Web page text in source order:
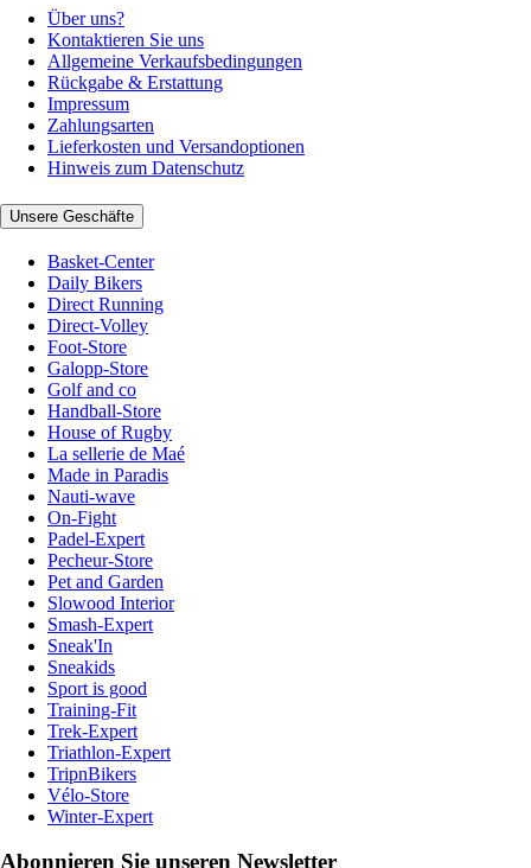
Über uns?
Kontaktieren Sie uns
Allgemeine Verkaufsbedingungen
Rückgabe & Erstattung
Impressum
Zahlungsarten
Lieferkosten und Versandoptionen
Hinweis zum Datenschutz
Unsere Geschäfte
Basket-Center
Daily Bikers
Direct Running
Direct-Volley
Foot-Store
Galopp-Store
Golf and co
Handball-Store
House of Rugby
La sellerie de Maé
Made in Paradis
Nauti-wave
On-Fight
Padel-Expert
Pecheur-Store
Pet and Garden
Slowood Interior
Smash-Expert
Sneak'In
Sneakids
Sport is good
Training-Fit
Trek-Expert
Triathlon-Expert
TripnBikers
Vélo-Store
Winter-Expert
Abonnieren Sie unseren Newsletter